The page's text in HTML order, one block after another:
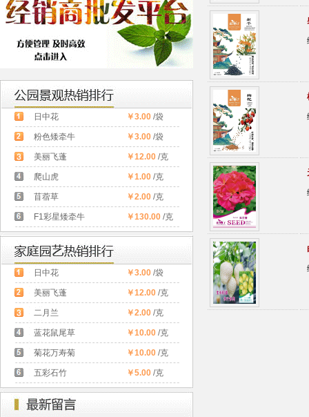
日中花 ￥3.00/袋
粉色矮牵牛 ￥3.00/袋
美丽飞蓬 ￥12.00/克
爬山虎 ￥1.00/克
苜蓿草 ￥2.00/克
F1彩星矮牵牛 ￥130.00/克
日中花 ￥3.00/袋
美丽飞蓬 ￥12.00/克
二月兰 ￥2.00/克
蓝花鼠尾草 ￥10.00/克
菊花万寿菊 ￥10.00/克
五彩石竹 ￥5.00/克